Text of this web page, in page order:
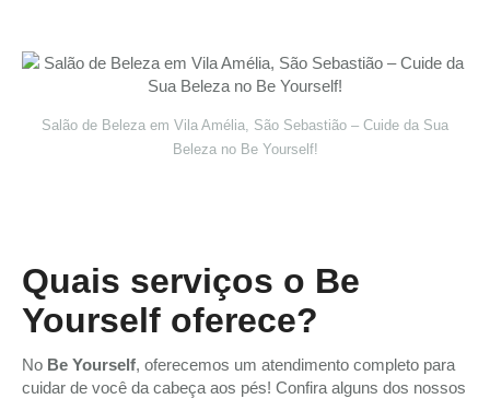
Salão de Beleza em Vila Amélia, São Sebastião – Cuide da Sua
Beleza no Be Yourself!
Quais serviços o Be
Yourself oferece?
No Be Yourself, oferecemos um atendimento completo para
cuidar de você da cabeça aos pés! Confira alguns dos nossos